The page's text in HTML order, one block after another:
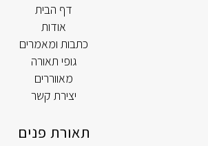
דף הבית
אודות
כתבות ומאמרים
גופי תאורה
מאווררים
יצירת קשר
תאורת פנים